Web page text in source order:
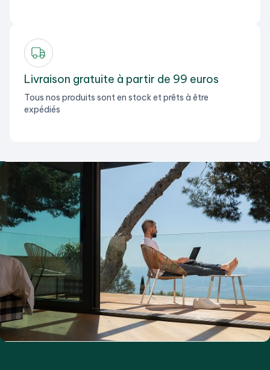
Livraison gratuite à partir de 99 euros
Tous nos produits sont en stock et prêts à être
expédiés